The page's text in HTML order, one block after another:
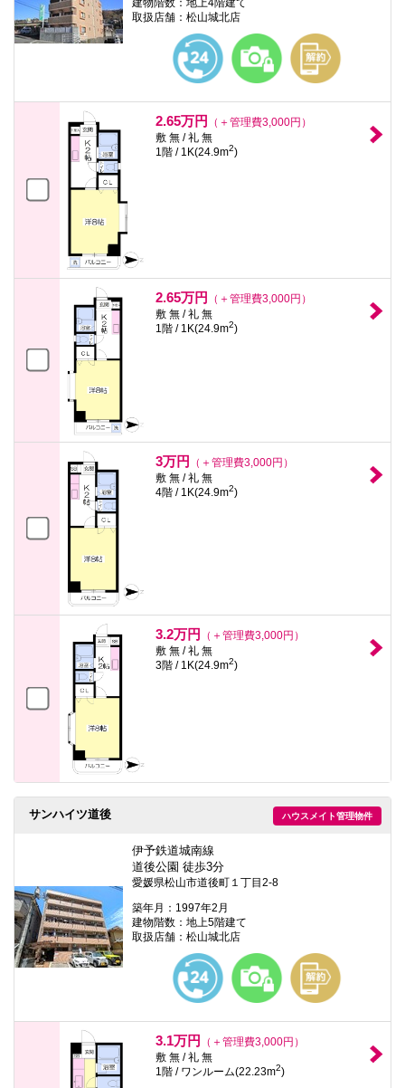
取扱店舗：松山城北店
2.65万円
（＋管理費3,000円）
敷 無 / 礼 無
1階 / 1K(24.9m2)
2.65万円
（＋管理費3,000円）
敷 無 / 礼 無
1階 / 1K(24.9m2)
3万円
（＋管理費3,000円）
敷 無 / 礼 無
4階 / 1K(24.9m2)
3.2万円
（＋管理費3,000円）
敷 無 / 礼 無
3階 / 1K(24.9m2)
ハウスメイト管理物件
サンハイツ道後
伊予鉄道城南線
道後公園 徒歩3分
愛媛県松山市道後町１丁目2-8
築年月：1997年2月
建物階数：地上5階建て
取扱店舗：松山城北店
3.1万円
（＋管理費3,000円）
敷 無 / 礼 無
1階 / ワンルーム(22.23m2)